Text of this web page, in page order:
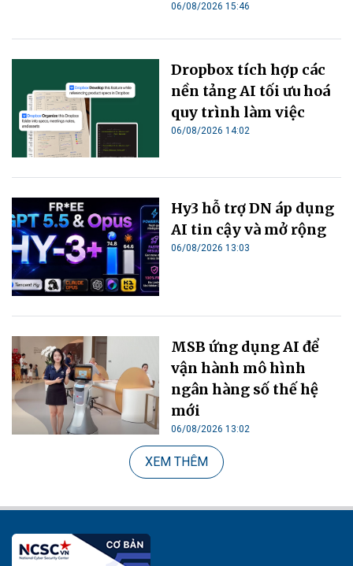
06/08/2026 15:46
Dropbox tích hợp các
nền tảng AI tối ưu hoá
quy trình làm việc
06/08/2026 14:02
Hy3 hỗ trợ DN áp dụng
AI tin cậy và mở rộng
06/08/2026 13:03
MSB ứng dụng AI để
vận hành mô hình
ngân hàng số thế hệ
mới
06/08/2026 13:02
XEM THÊM